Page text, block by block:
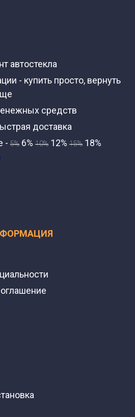
автостекла
- купить просто, вернуть
средств
доставка
- 5% 6% 10% 12% 15% 18%